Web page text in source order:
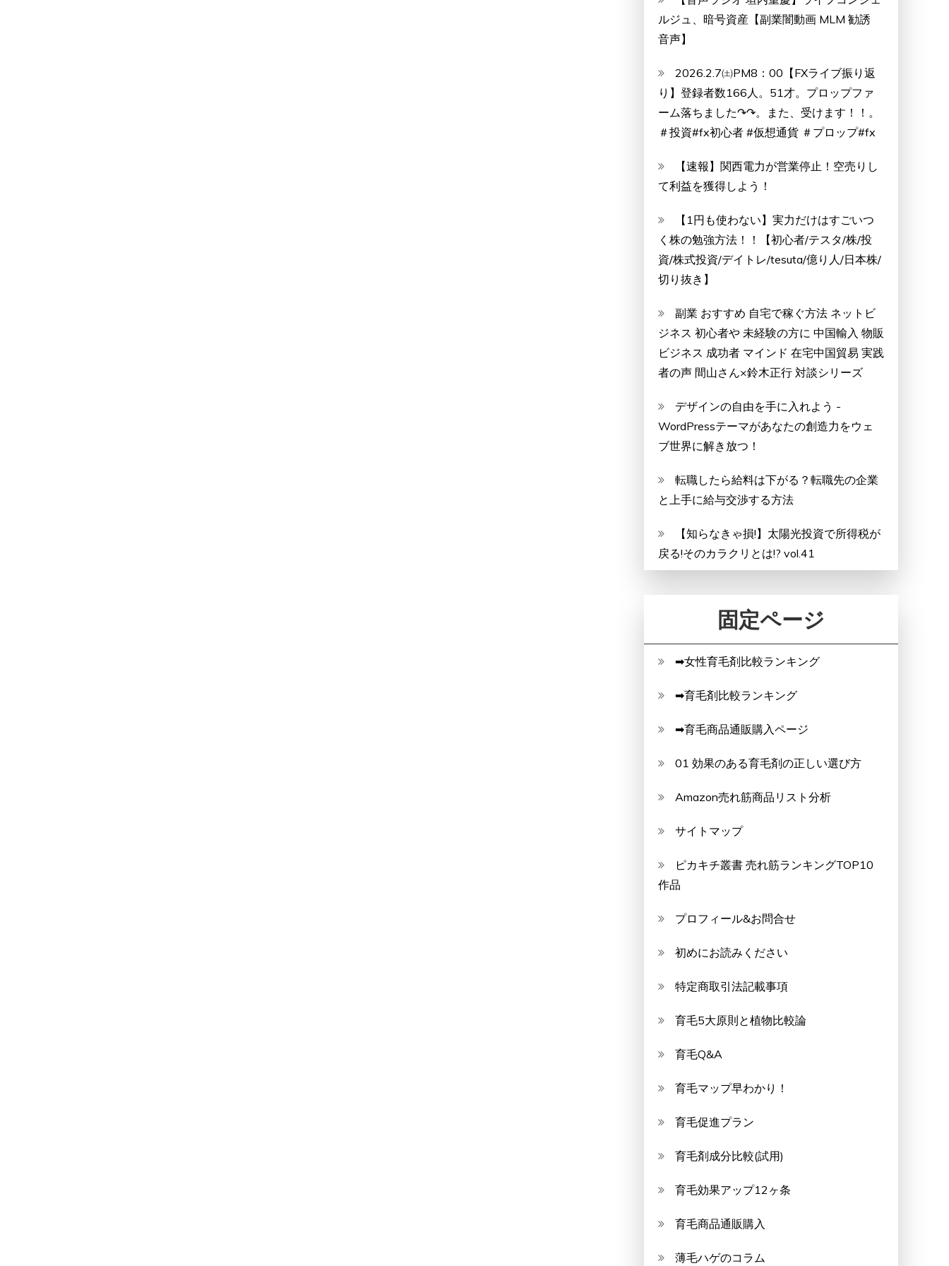
ルジュ、暗号資産【副業闇動画 MLM 勧誘
音声】
2026.2.7㈯PM8：00【FXライブ振り返
り】登録者数166人。51才。プロップファ
ーム落ちました↷↷。また、受けます！！。
＃投資#fx初心者 #仮想通貨 ＃プロップ#fx
【速報】関西電力が営業停止！空売りし
て利益を獲得しよう！
【1円も使わない】実力だけはすごいつ
く株の勉強方法！！【初心者/テスタ/株/投
資/株式投資/デイトレ/tesuta/億り人/日本株/
切り抜き】
副業 おすすめ 自宅で稼ぐ方法 ネットビ
ジネス 初心者や 未経験の方に 中国輸入 物販
ビジネス 成功者 マインド 在宅中国貿易 実践
者の声 間山さん×鈴木正行 対談シリーズ
デザインの自由を手に入れよう -
WordPressテーマがあなたの創造力をウェ
ブ世界に解き放つ！
転職したら給料は下がる？転職先の企業
と上手に給与交渉する方法
【知らなきゃ損!】太陽光投資で所得税が
戻る!そのカラクリとは!? vol.41
固定ページ
➡女性育毛剤比較ランキング
➡育毛剤比較ランキング
➡育毛商品通販購入ページ
01 効果のある育毛剤の正しい選び方
Amazon売れ筋商品リスト分析
サイトマップ
ピカキチ叢書 売れ筋ランキングTOP10
作品
プロフィール&お問合せ
初めにお読みください
特定商取引法記載事項
育毛5大原則と植物比較論
育毛Q&A
育毛マップ早わかり！
育毛促進プラン
育毛剤成分比較(試用)
育毛効果アップ12ヶ条
育毛商品通販購入
薄毛ハゲのコラム